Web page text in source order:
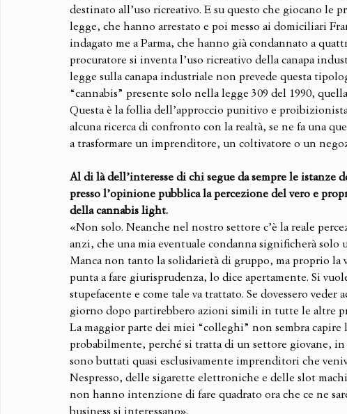
destinato all’uso ricreativo. E su questo che giocano le
legge, che hanno arrestato e poi messo ai domiciliari
indagato me a Parma, che hanno già condannato a
procuratore si inventa l’uso ricreativo della canapa
legge sulla canapa industriale non prevede questa
“cannabis” presente solo nella legge 309 del 1990,
Questa è la follia dell’approccio punitivo e
alcuna ricerca di confronto con la realtà, se ne fa una
a trasformare un imprenditore, un coltivatore o un
Al di là dell’interesse di chi segue da sempre le istanze
presso l’opinione pubblica la percezione del vero e
della cannabis light.
«Non solo. Neanche nel nostro settore c’è la reale
anzi, che una mia eventuale condanna significherà
Manca non tanto la solidarietà di gruppo, ma proprio la
punta a fare giurisprudenza, lo dice apertamente. Si
stupefacente e come tale va trattato. Se dovessero
giorno dopo partirebbero azioni simili in tutte le altre
La maggior parte dei miei “colleghi” non sembra capire
probabilmente, perché si tratta di un settore giovane,
sono buttati quasi esclusivamente imprenditori che
Nespresso, delle sigarette elettroniche e delle slot
non hanno intenzione di fare quadrato ora che ce ne